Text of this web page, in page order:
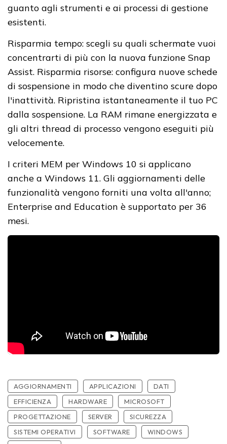
guanto agli strumenti e ai processi di gestione
esistenti.
Risparmia tempo: scegli su quali schermate vuoi
concentrarti di più con la nuova funzione Snap
Assist. Risparmia risorse: configura nuove schede
di sospensione in modo che diventino scure dopo
l'inattività. Ripristina istantaneamente il tuo PC
dalla sospensione. La RAM rimane energizzata e
gli altri thread di processo vengono eseguiti più
velocemente.
I criteri MEM per Windows 10 si applicano
anche a Windows 11. Gli aggiornamenti delle
funzionalità vengono forniti una volta all'anno;
Enterprise and Education è supportato per 36
mesi.
AGGIORNAMENTI APPLICAZIONI
DATI
EFFICIENZA
HARDWARE
MICROSOFT
PROGETTAZIONE
SERVER
SICUREZZA
SISTEMI OPERATIVI
SOFTWARE
WINDOWS